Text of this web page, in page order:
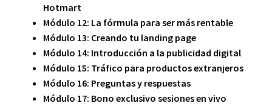
Hotmart
Módulo 12: La fórmula para ser más rentable
Módulo 13: Creando tu landing page
Módulo 14: Introducción a la publicidad digital
Módulo 15: Tráfico para productos extranjeros
Módulo 16: Preguntas y respuestas
Módulo 17: Bono exclusivo sesiones en vivo